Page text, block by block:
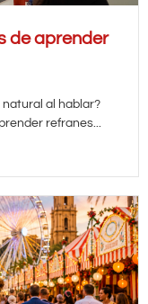
de aprender
al hablar?
refranes...